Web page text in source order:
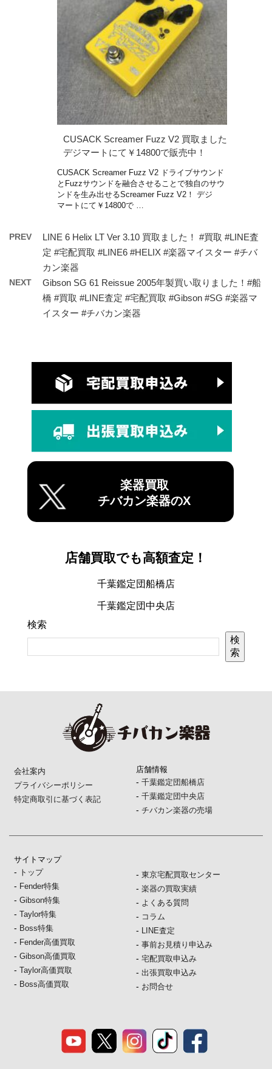
CUSACK Screamer Fuzz V2 買取ました
デジマートにて￥14800で販売中！
CUSACK Screamer Fuzz V2 ドライブサウンド
とFuzzサウンドを融合させることで独自のサウ
ンドを生み出せるScreamer Fuzz V2！ デジ
マートにて￥14800で …
PREV
LINE 6 Helix LT Ver 3.10 買取ました！ #買取 #LINE査
定 #宅配買取 #LINE6 #HELIX #楽器マイスター #チバ
カン楽器
NEXT
Gibson SG 61 Reissue 2005年製買い取りました！#船
橋 #買取 #LINE査定 #宅配買取 #Gibson #SG #楽器マ
イスター #チバカン楽器
楽器買取
チバカン楽器のX
店舗買取でも高額査定！
千葉鑑定団船橋店
千葉鑑定団中央店
検索
検
索
会社案内
プライバシーポリシー
特定商取引に基づく表記
店舗情報
- 千葉鑑定団船橋店
- 千葉鑑定団中央店
- チバカン楽器の売場
サイトマップ
- トップ
- Fender特集
-Gibson特集
-Taylor特集
- Boss特集
- Fender高価買取
-Gibson高価買取
-Taylor高価買取
- Boss高価買取
- 東京宅配買取センター
- 楽器の買取実績
- よくある質問
- コラム
- LINE査定
- 事前お見積り申込み
- 宅配買取申込み
- 出張買取申込み
- お問合せ